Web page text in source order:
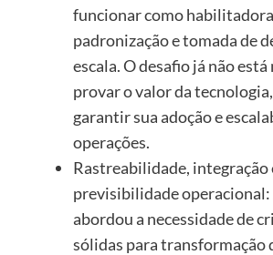
funcionar como habilitadora
padronização e tomada de
escala. O desafio já não está
provar o valor da
garantir sua adoção e
operações.
Rastreabilidade, integração
previsibilidade operacional:
abordou a necessidade de
sólidas para transformação